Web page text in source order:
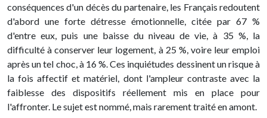
conséquences d'un décès du partenaire, les Français redoutent
d'abord une forte détresse émotionnelle, citée par 67 %
d'entre eux, puis une baisse du niveau de vie, à 35 %, la
difficulté à conserver leur logement, à 25 %, voire leur emploi
après un tel choc, à 16 %. Ces inquiétudes dessinent un risque à
la fois affectif et matériel, dont l'ampleur contraste avec la
faiblesse des dispositifs réellement mis en place pour
l'affronter. Le sujet est nommé, mais rarement traité en amont.